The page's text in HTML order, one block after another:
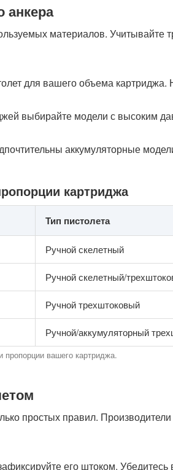
анкера
материалов. Учитывайте
для вашего объема
выбирайте модели с высоким
аккумуляторные
картриджа
Тип пистолета
Ручной скелетный
Ручной скелетный/
Ручной трехштоковый
Ручной/аккумуляторный
пропорции вашего картриджа.
простых правил.
его штоком.